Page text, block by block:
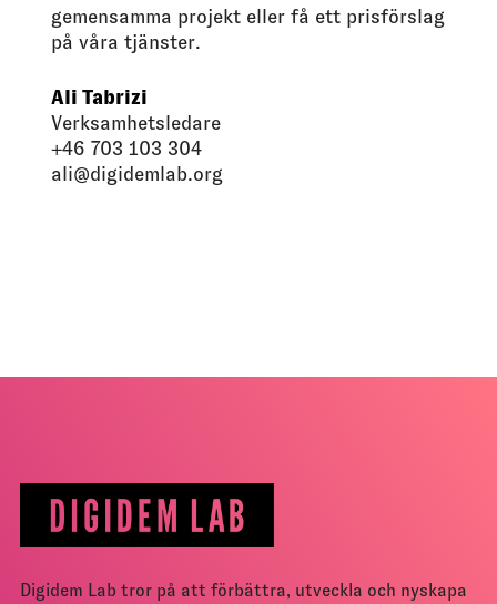
gemensamma projekt eller få ett prisförslag
på våra tjänster.
Ali Tabrizi
Verksamhetsledare
+46 703 103 304
ali@digidemlab.org
Digidem Lab tror på att förbättra, utveckla och nyskapa